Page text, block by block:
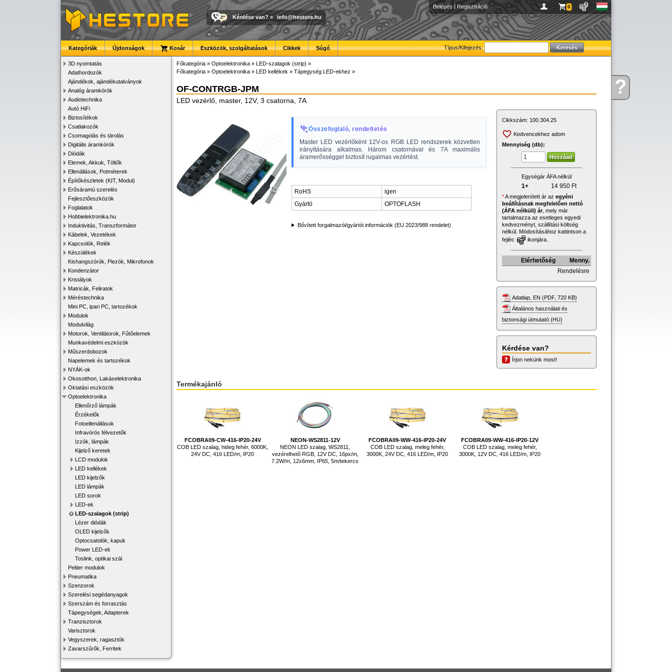
Kérdése
van
?
Belépés | Regisztráció 0
Kérdése van? » info@hestore.hu
Típus/Kifejezés:
Kategóriák Újdonságok Kosár Eszközök, szolgáltatások Cikkek Súgó
3D nyomtatás
Adathordozók
Ajándékok, ajándékutalványok
Analóg áramkörök
Audiotechnika
Autó HiFi
Biztosítékok
Csatlakozók
Csomagolás és tárolás
Digitális áramkörök
Diódák
Elemek, Akkuk, Töltők
Ellenállások, Potméterek
Építőkészletek (KIT, Modul)
Erősáramú szerelés
Fejlesztőeszközök
Foglalatok
Hobbielektronika.hu
Induktivitás, Transzformátor
Kábelek, Vezetékek
Kapcsolók, Relék
Készülékek
Kishangszórók, Piezók, Mikrofonok
Kondenzátor
Kristályok
Matricák, Feliratok
Méréstechnika
Mini PC, ipari PC, tartozékok
Modulok
Modulvilág
Motorok, Ventilátorok, Fűtőelemek
Munkavédelmi eszközök
Műszerdobozok
Napelemek és tartozékok
NYÁK-ok
Okosotthon, Lakáselektronika
Oktatási eszközök
Optoelektronika
Ellenőrző lámpák
Érzékelők
Fotoellenállások
Infravörös félvezetők
Izzók, lámpák
Kijelző keretek
LCD modulok
LED kellékek
LED kijelzők
LED lámpák
LED sorok
LED-ek
LED-szalagok (strip)
Lézer diódák
OLED kijelzők
Optocsatolók, kapuk
Power LED-ek
Toslink, optikai szál
Peltier modulok
Pneumatika
Szenzorok
Szerelési segédanyagok
Szerszám és forrasztás
Tápegységek, Adapterek
Tranzisztorok
Varisztorok
Vegyszerek, ragasztók
Zavarszűrők, Ferritek
Főkategória » Optoelektronika » LED-szalagok (strip) »
Főkategória » Optoelektronika » LED kellékek » Tápegység LED-ekhez »
OF-CONTRGB-JPM
LED vezérlő, master, 12V, 3 csatorna, 7A
Összefoglaló, rendeltetés
Master LED vezérlőként 12V-os RGB LED rendszerek közvetlen
irányítására alkalmas. Három csatornával és 7A maximális
áramerősséggel biztosít rugalmas vezérlést.
RoHS
igen
Gyártó
OPTOFLASH
Bővített forgalmazói/gyártói információk (EU 2023/988 rendelet)
Cikkszám: 100.304.25
Kedvencekhez adom
Mennyiség (db):
Egységár ÁFA nélkül
1+ 14 950 Ft
*A megjelenített ár az egyéni
beállításnak megfelelően nettó
(ÁFA nélküli) ár, mely már
tartalmazza az esetleges egyedi
kedvezményt, szállítási költség
nélkül. Módosításához kattintson a
fejléc
ikonjára.
Elérhetőség
Menny.
Rendelésre
Adatlap, EN (PDF, 720 KB)
Általános használati és
biztonsági útmutató (HU)
Kérdése van?
Írjon nekünk most!
Termékajánló
FCOBRA09-CW-416-IP20-24V
COB LED szalag, hideg fehér, 6000K,
24V DC, 416 LED/m, IP20
NEON-WS2811-12V
NEON LED szalag, WS2811,
vezérelhető RGB, 12V DC, 16px/m,
7.2W/m, 12x6mm, IP65, 5m/tekercs
FCOBRA09-WW-416-IP20-24V
COB LED szalag, meleg fehér,
3000K, 24V DC, 416 LED/m, IP20
FCOBRA09-WW-416-IP20-12V
COB LED szalag, meleg fehér,
3000K, 12V DC, 416 LED/m, IP20